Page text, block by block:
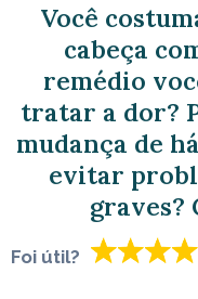
Você
cabeça
remédio
tratar a dor?
mudança de
evitar
graves?
Foi útil?